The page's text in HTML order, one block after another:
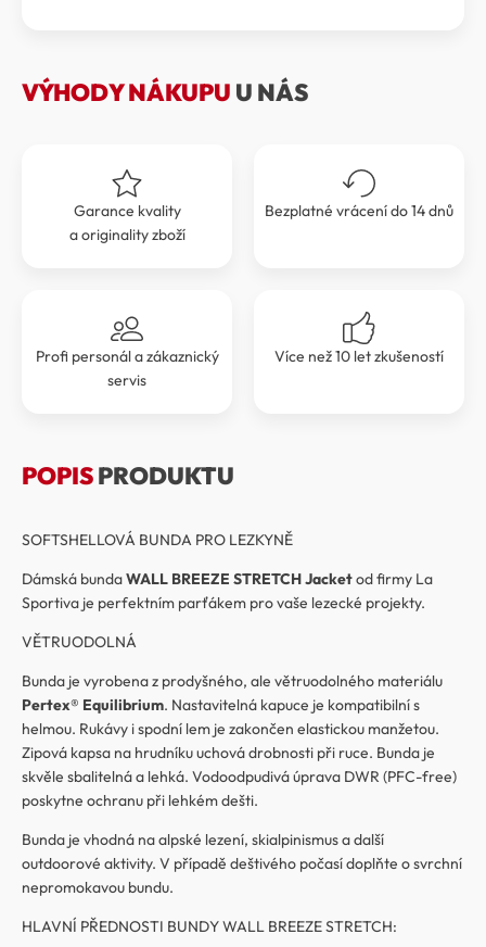
VÝHODY NÁKUPU U NÁS
Garance kvality
a originality zboží
Bezplatné vrácení do 14 dnů
Profi personál a zákaznický
servis
Více než 10 let zkušeností
POPISPRODUKTU
SOFTSHELLOVÁ BUNDA PRO LEZKYNĚ
Dámská bundaWALL BREEZE STRETCH Jacketod firmy La
Sportiva je perfektním parťákem pro vaše lezecké projekty.
VĚTRUODOLNÁ
Bunda je vyrobena z prodyšného, ale větruodolného materiálu
Pertex® Equilibrium. Nastavitelná kapuce je kompatibilní s
helmou. Rukávy i spodní lem je zakončen elastickou manžetou.
Zipová kapsa na hrudníku uchová drobnosti při ruce. Bunda je
skvěle sbalitelná a lehká. Vodoodpudivá úprava DWR (PFC-free)
poskytne ochranu při lehkém dešti.
Bunda je vhodná na alpské lezení, skialpinismus a další
outdoorové aktivity. V případě deštivého počasí doplňte o svrchní
nepromokavou bundu.
HLAVNÍ PŘEDNOSTI BUNDY WALL BREEZE STRETCH: